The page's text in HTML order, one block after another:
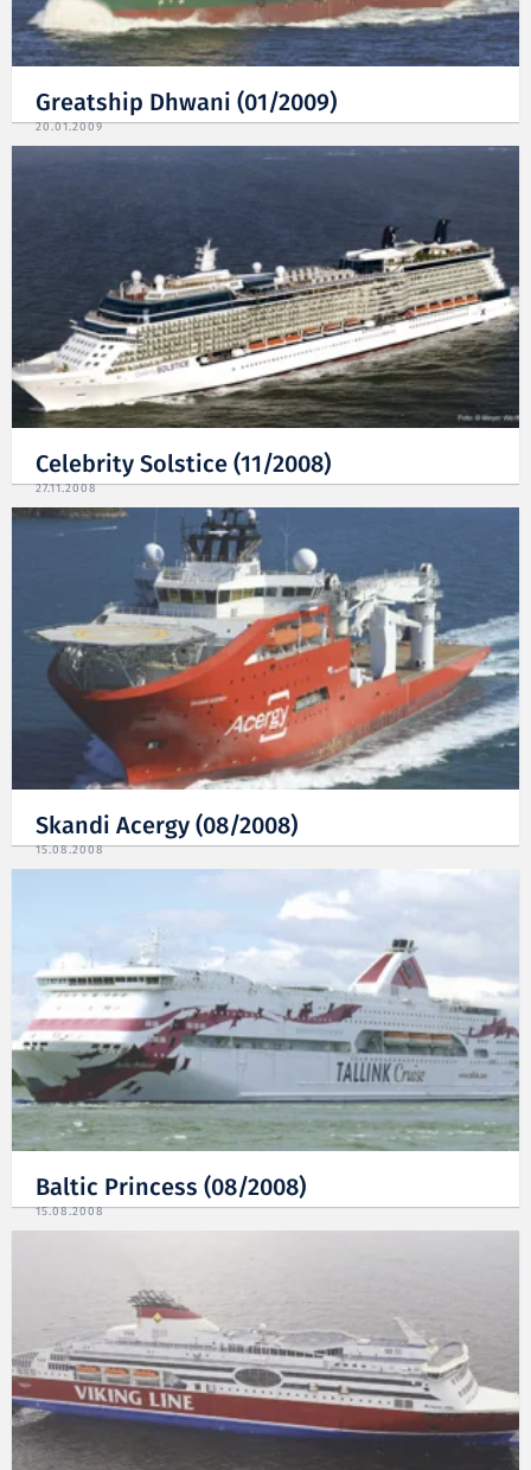
Greatship Dhwani (01/2009)
20.01.2009
Celebrity Solstice (11/2008)
27.11.2008
Skandi Acergy (08/2008)
15.08.2008
Baltic Princess (08/2008)
15.08.2008